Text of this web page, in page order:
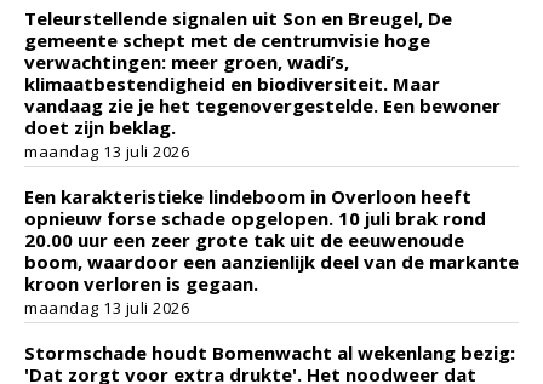
Teleurstellende signalen uit Son en Breugel, De
gemeente schept met de centrumvisie hoge
verwachtingen: meer groen, wadi’s,
klimaatbestendigheid en biodiversiteit. Maar
vandaag zie je het tegenovergestelde. Een bewoner
doet zijn beklag.
maandag 13 juli 2026
Een karakteristieke lindeboom in Overloon heeft
opnieuw forse schade opgelopen. 10 juli brak rond
20.00 uur een zeer grote tak uit de eeuwenoude
boom, waardoor een aanzienlijk deel van de markante
kroon verloren is gegaan.
maandag 13 juli 2026
Stormschade houdt Bomenwacht al wekenlang bezig:
'Dat zorgt voor extra drukte'. Het noodweer dat